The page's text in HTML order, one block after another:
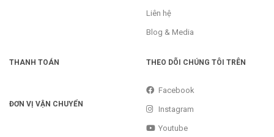
Liên hệ
Blog & Media
THANH TOÁN
ĐƠN VỊ VẬN CHUYỂN
THEO DÕI CHÚNG TÔI TRÊN
Facebook
Instagram
Youtube